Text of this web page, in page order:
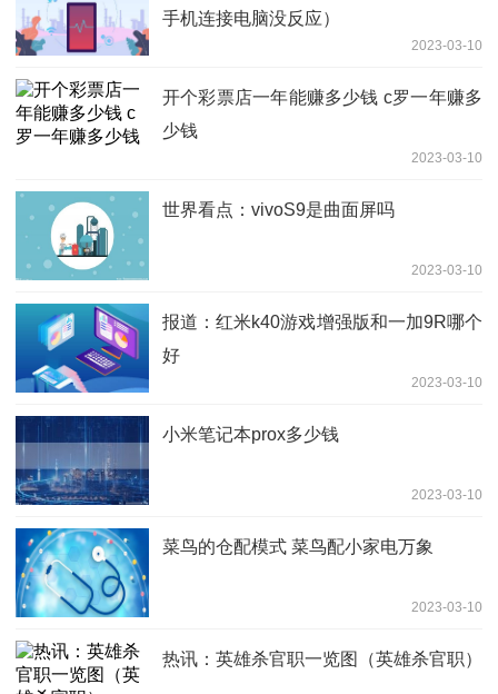
手机连接电脑没反应）
2023-03-10
开个彩票店一年能赚多少钱 c罗一年赚多
少钱
2023-03-10
世界看点：vivoS9是曲面屏吗
2023-03-10
报道：红米k40游戏增强版和一加9R哪个
好
2023-03-10
小米笔记本prox多少钱
2023-03-10
菜鸟的仓配模式 菜鸟配小家电万象
2023-03-10
热讯：英雄杀官职一览图（英雄杀官职）